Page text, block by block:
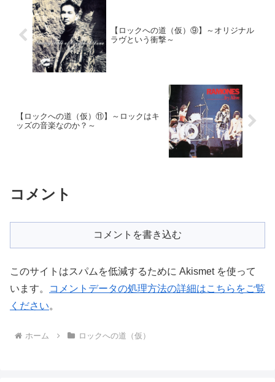
【ロックへの道（仮）⑨】～オリジナル
ラヴという衝撃～
【ロックへの道（仮）⑪】～ロックはキ
ッズの音楽なのか？～
コメント
コメントを書き込む
このサイトはスパムを低減するために Akismet を使って
います。
コメントデータの処理方法の詳細はこちらをご覧
ください。
ホーム ロックへの道（仮）